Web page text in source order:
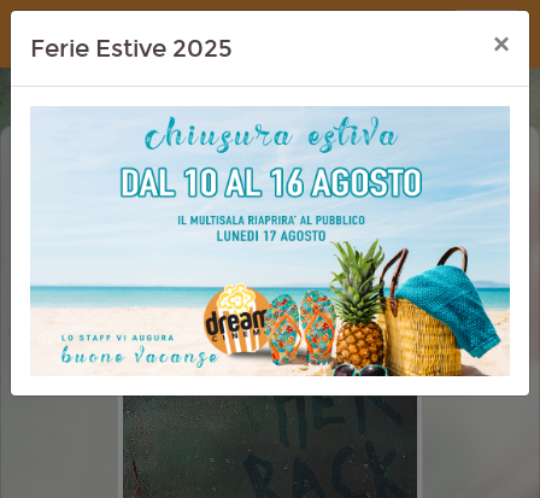
Dream Cinema
BRING HER BACK - TORNA DA ME
Ferie Estive 2025 ×